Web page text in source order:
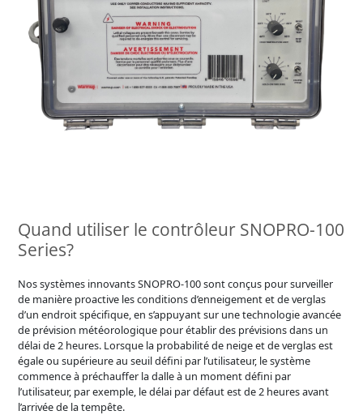
Quand utiliser le contrôleur SNOPRO-100
Series?
Nos systèmes innovants SNOPRO-100 sont conçus pour surveiller
de manière proactive les conditions d’enneigement et de verglas
d’un endroit spécifique, en s’appuyant sur une technologie avancée
de prévision météorologique pour établir des prévisions dans un
délai de 2 heures. Lorsque la probabilité de neige et de verglas est
égale ou supérieure au seuil défini par l’utilisateur, le système
commence à préchauffer la dalle à un moment défini par
l’utilisateur, par exemple, le délai par défaut est de 2 heures avant
l’arrivée de la tempête.